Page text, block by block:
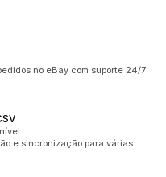
no eBay com suporte 24/7
e sincronização para várias